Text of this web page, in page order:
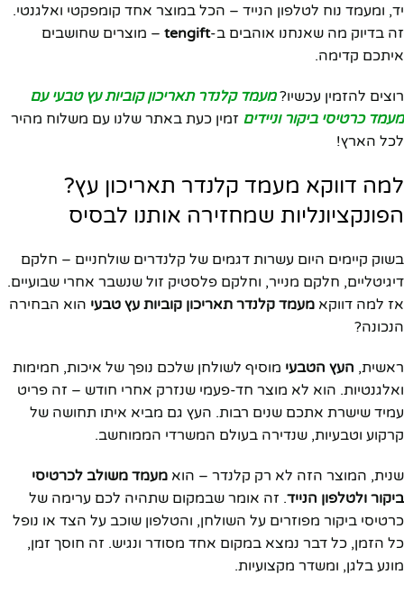
יד, ומעמד נוח לטלפון הנייד – הכל במוצר אחד קומפקטי ואלגנטי.
זה בדיוק מה שאנחנו אוהבים ב-tengift – מוצרים שחושבים
איתכם קדימה.
רוצים להזמין עכשיו?מעמד קלנדר תאריכון קוביות עץ טבעי עם
מעמד כרטיסי ביקור וניידים זמין כעת באתר שלנו עם משלוח מהיר
לכל הארץ!
למה דווקא מעמד קלנדר תאריכון עץ?
הפונקציונליות שמחזירה אותנו לבסיס
בשוק קיימים היום עשרות דגמים של קלנדרים שולחניים – חלקם
דיגיטליים, חלקם מנייר, וחלקם פלסטיק זול שנשבר אחרי שבועיים.
אז למה דווקא מעמד קלנדר תאריכון קוביות עץ טבעי הוא הבחירה
הנכונה?
ראשית, העץ הטבעי מוסיף לשולחן שלכם נופך של איכות, חמימות
ואלגנטיות. הוא לא מוצר חד-פעמי שנזרק אחרי חודש – זה פריט
עמיד שישרת אתכם שנים רבות. העץ גם מביא איתו תחושה של
קרקוע וטבעיות, שנדירה בעולם המשרדי הממוחשב.
שנית, המוצר הזה לא רק קלנדר – הוא מעמד משולב לכרטיסי
ביקור ולטלפון הנייד. זה אומר שבמקום שתהיה לכם ערימה של
כרטיסי ביקור מפוזרים על השולחן, והטלפון שוכב על הצד או נופל
כל הזמן, כל דבר נמצא במקום אחד מסודר ונגיש. זה חוסך זמן,
מונע בלגן, ומשדר מקצועיות.